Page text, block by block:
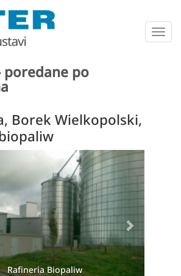
poredane po
Borek Wielkopolski,
Rafineria Biopaliw
Next